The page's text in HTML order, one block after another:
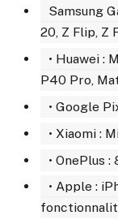
Samsung
20, Z Flip, Z
• Huawei :
P40 Pro,
• Google
• Xiaomi :
• OnePlus
• Apple :